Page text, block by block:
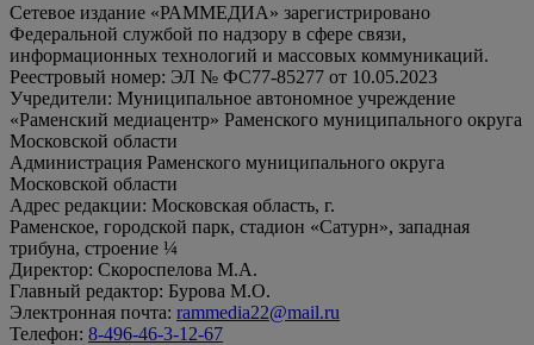
Сетевое издание «РАММЕДИА» зарегистрировано
Федеральной службой по надзору в сфере связи,
информационных технологий и массовых коммуникаций.
Реестровый номер: ЭЛ № ФС77-85277 от 10.05.2023
Учредители: Муниципальное автономное учреждение
«Раменский медиацентр» Раменского муниципального округа
Московской области
Администрация Раменского муниципального округа
Московской области
Адрес редакции: Московская область, г.
Раменское, городской парк, стадион «Сатурн», западная
трибуна, строение ¼
Директор: Скороспелова М.А.
Главный редактор: Бурова М.О.
Электронная почта: rammedia22@mail.ru
Телефон: 8-496-46-3-12-67